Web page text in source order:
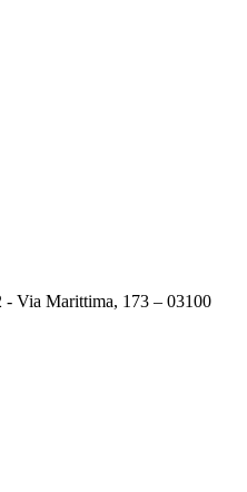
Via Marittima, 173 – 03100